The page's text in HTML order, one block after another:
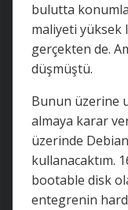
bulutta
maliyeti yüksek
gerçekten de.
düşmüştü.
Bunun üzerine
almaya karar
üzerinde
kullanacaktım.
bootable disk
entegrenin